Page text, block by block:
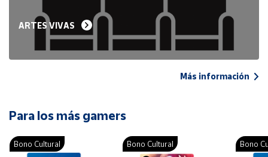
ARTES VIVAS
Más información
Para los más gamers
Bono Cultural Bono Cultural Bono